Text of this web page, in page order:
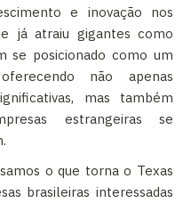
e inovação nos
já atraiu gigantes como
se posicionado como um
não apenas
mas também
estrangeiras se
o que torna o Texas
brasileiras interessadas